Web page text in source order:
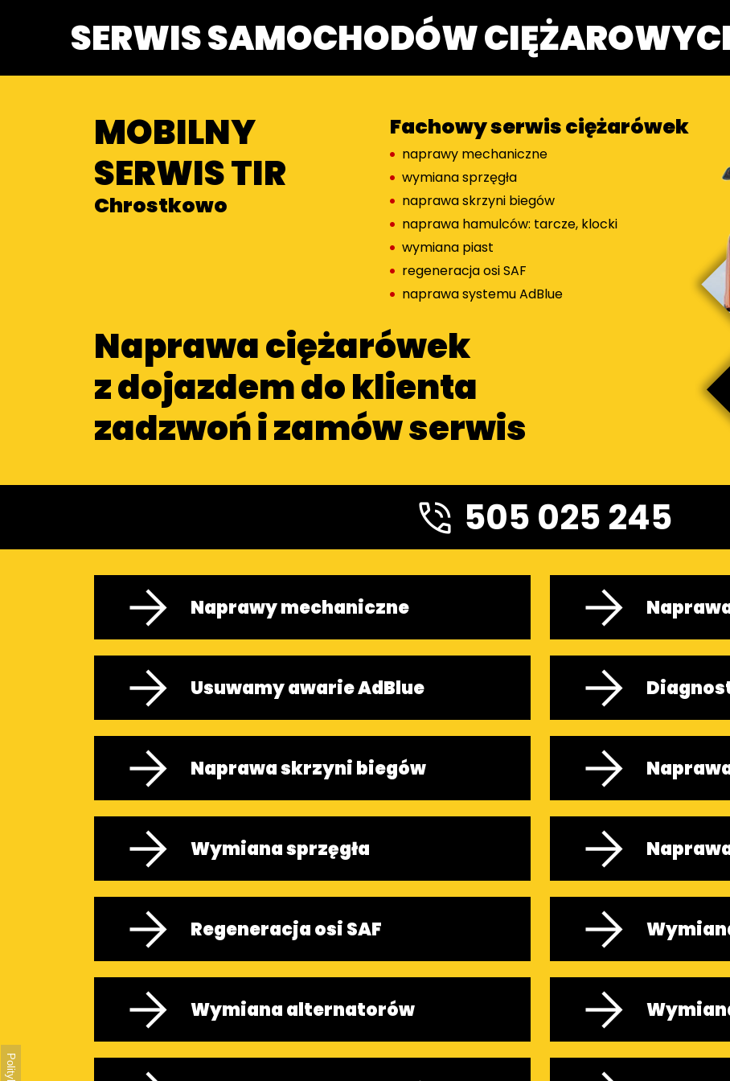
SERWIS SAMOCHODÓW
MOBILNY
SERWIS TIR
Chrostkowo
Fachowy serwis ciężarówek
naprawy mechaniczne
wymiana sprzęgła
naprawa skrzyni biegów
naprawa hamulców: tarcze, klocki
wymiana piast
regeneracja osi SAF
naprawa systemu AdBlue
Naprawa ciężarówek
z dojazdem do klienta
zadzwoń i zamów serwis
505 025 245
Naprawy mechaniczne
Usuwamy awarie AdBlue
Naprawa skrzyni biegów
Wymiana sprzęgła
Regeneracja osi SAF
Wymiana alternatorów